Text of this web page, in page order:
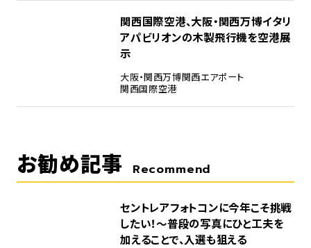
関西国際空港、大阪・関西万博イタリ
アパビリオンの木製飛行機を空港展
示
大阪・関西万博関西エアポート
関西国際空港
お勧め記事 Recommend
セントレアフォトコンに今年こそ挑戦
したい！～普段の写真にひと工夫を
加えることで、入選も狙える